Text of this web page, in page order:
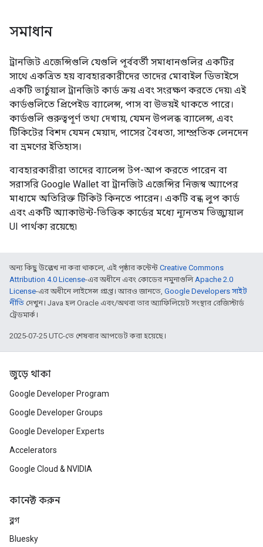
সমাধান
ট্রানজিট এজেন্সিগুলি যেগুলি পূর্ববর্তী সমাধানগুলির একটির
সাথে একত্রিত হয় ব্যবহারকারীদের তাদের মোবাইল ডিভাইসে
একটি ভার্চুয়াল ট্রানজিট কার্ড ক্রয় এবং সংরক্ষণ করতে দেয়৷ এই
কার্ডগুলিতে প্রিপেইড ব্যালেন্স, পাস বা উভয়ই থাকতে পারে।
কার্ডগুলি গুরুত্বপূর্ণ তথ্য দেখায়, যেমন উপলব্ধ ব্যালেন্স, এবং
টিকিটের বিশদ যেমন মেয়াদ, পাসের বৈধতা, সাম্প্রতিক লেনদেন
বা ভ্রমণের ইতিহাস।
ব্যবহারকারীরা তাদের ব্যালেন্স টপ-আপ করতে পারেন বা
সরাসরি Google Wallet বা ট্রানজিট এজেন্সির নিজস্ব অ্যাপের
মাধ্যমে অতিরিক্ত টিকিট কিনতে পারেন। একটি বন্ধ লুপ কার্ড
এবং একটি অ্যাকাউন্ট-ভিত্তিক কার্ডের মধ্যে ন্যূনতম ভিজ্যুয়াল
UI পার্থক্য রয়েছে৷
অন্য কিছু উল্লেখ না করা থাকলে, এই পৃষ্ঠার কন্টেন্ট Creative Commons
Attribution 4.0 License-এর অধীনে এবং কোডের নমুনাগুলিApache 2.0
License-এর অধীনে লাইসেন্স প্রাপ্ত। আরও জানতে, Google Developers সাইট
নীতি দেখুন। Java হল Oracle এবং/অথবা তার অ্যাফিলিয়েট সংস্থার রেজিস্টার্ড
ট্রেডমার্ক।
2025-07-25 UTC-তে শেষবার আপডেট করা হয়েছে।
জুড়ে থাকা
Google Developer Program
Google Developer Groups
Google Developer Experts
Accelerators
Google Cloud & NVIDIA
কানেক্ট করুন
ব্লগ
Bluesky